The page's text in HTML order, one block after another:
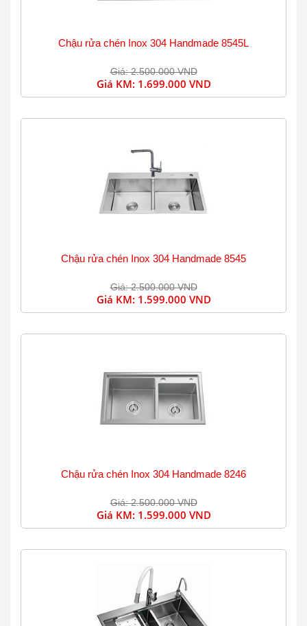
Chậu rửa chén Inox 304 Handmade 8545L
Giá: 2.500.000 VND
Giá KM: 1.699.000 VND
Chậu rửa chén Inox 304 Handmade 8545
Giá: 2.500.000 VND
Giá KM: 1.599.000 VND
Chậu rửa chén Inox 304 Handmade 8246
Giá: 2.500.000 VND
Giá KM: 1.599.000 VND